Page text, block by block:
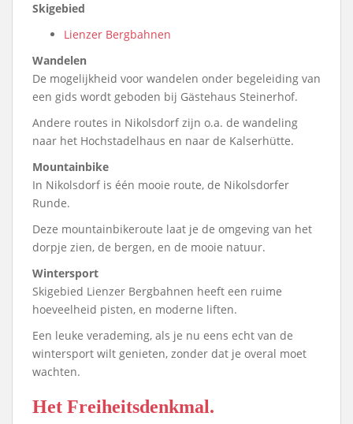
Skigebied
Lienzer Bergbahnen
Wandelen
De mogelijkheid voor wandelen onder begeleiding van
een gids wordt geboden bij Gästehaus Steinerhof.
Andere routes in Nikolsdorf zijn o.a. de wandeling
naar het Hochstadelhaus en naar de Kalserhütte.
Mountainbike
In Nikolsdorf is één mooie route, de Nikolsdorfer
Runde.
Deze mountainbikeroute laat je de omgeving van het
dorpje zien, de bergen, en de mooie natuur.
Wintersport
Skigebied Lienzer Bergbahnen heeft een ruime
hoeveelheid pisten, en moderne liften.
Een leuke verademing, als je nu eens echt van de
wintersport wilt genieten, zonder dat je overal moet
wachten.
Het Freiheitsdenkmal.